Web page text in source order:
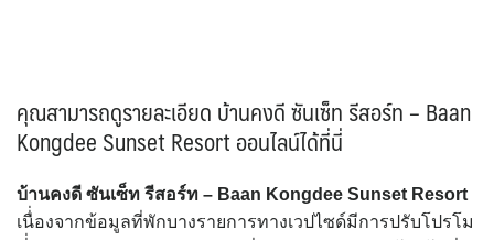
คุณสามารถดูรายละเอียด บ้านคงดี ซันเซ็ท รีสอร์ท – Baan
Kongdee Sunset Resort ออนไลน์ได้ที่นี่
บ้านคงดี ซันเซ็ท รีสอร์ท – Baan Kongdee Sunset Resort
เนื่่องจากข้อมูลที่พักบางรายการทางเวปไซด์มีการปรับโปรโม